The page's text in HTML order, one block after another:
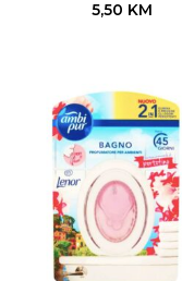
5,50 KM